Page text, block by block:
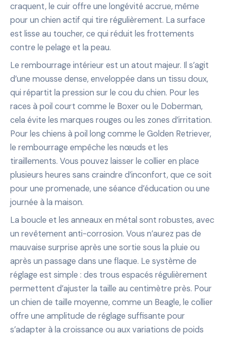
craquent, le cuir offre une longévité accrue, même
pour un chien actif qui tire régulièrement. La surface
est lisse au toucher, ce qui réduit les frottements
contre le pelage et la peau.
Le rembourrage intérieur est un atout majeur. Il s’agit
d’une mousse dense, enveloppée dans un tissu doux,
qui répartit la pression sur le cou du chien. Pour les
races à poil court comme le Boxer ou le Doberman,
cela évite les marques rouges ou les zones d’irritation.
Pour les chiens à poil long comme le Golden Retriever,
le rembourrage empêche les nœuds et les
tiraillements. Vous pouvez laisser le collier en place
plusieurs heures sans craindre d’inconfort, que ce soit
pour une promenade, une séance d’éducation ou une
journée à la maison.
La boucle et les anneaux en métal sont robustes, avec
un revêtement anti-corrosion. Vous n’aurez pas de
mauvaise surprise après une sortie sous la pluie ou
après un passage dans une flaque. Le système de
réglage est simple : des trous espacés régulièrement
permettent d’ajuster la taille au centimètre près. Pour
un chien de taille moyenne, comme un Beagle, le collier
offre une amplitude de réglage suffisante pour
s’adapter à la croissance ou aux variations de poids